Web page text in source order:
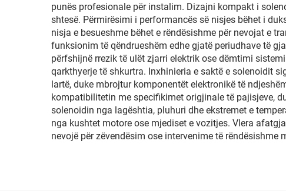
punës profesionale për instalim. Dizajni kompakt i
shtesë. Përmirësimi i performancës së nisjes bëhet i
nisja e besueshme bëhet e rëndësishme për nevojat e
funksionim të qëndrueshëm edhe gjatë periudhave të
përfshijnë rrezik të ulët zjarri elektrik ose dëmtimi
qarkthyerje të shkurtra. Inxhinieria e saktë e solenoidit
lartë, duke mbrojtur komponentët elektronikë të
kompatibilitetin me specifikimet origjinale të pajisjeve,
solenoidin nga lagështia, pluhuri dhe ekstremet e
nga kushtet motore ose mjediset e vozitjes. Vlera
nevojë për zëvendësim ose intervenime të rëndësishme